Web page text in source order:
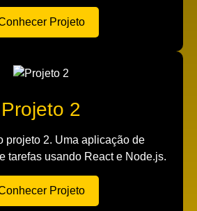
Projeto
Projeto 2
projeto 2. Uma aplicação de
tarefas usando React e Node.js.
Projeto